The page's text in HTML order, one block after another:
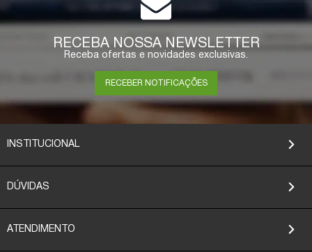
RECEBA NOSSA NEWSLETTER
Receba ofertas e novidades exclusivas.
RECEBER NOTIFICAÇÕES
INSTITUCIONAL
DÚVIDAS
ATENDIMENTO